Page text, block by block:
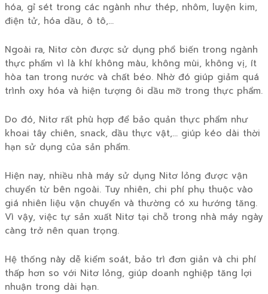
hóa, gỉ sét trong các ngành như thép, nhôm, luyện kim,
điện tử, hóa dầu, ô tô,…
Ngoài ra, Nitơ còn được sử dụng phổ biến trong ngành
thực phẩm vì là khí không màu, không mùi, không vị, ít
hòa tan trong nước và chất béo. Nhờ đó giúp giảm quá
trình oxy hóa và hiện tượng ôi dầu mỡ trong thực phẩm.
Do đó, Nitơ rất phù hợp để bảo quản thực phẩm như
khoai tây chiên, snack, dầu thực vật,… giúp kéo dài thời
hạn sử dụng của sản phẩm.
Hiện nay, nhiều nhà máy sử dụng Nitơ lỏng được vận
chuyển từ bên ngoài. Tuy nhiên, chi phí phụ thuộc vào
giá nhiên liệu vận chuyển và thường có xu hướng tăng.
Vì vậy, việc tự sản xuất Nitơ tại chỗ trong nhà máy ngày
càng trở nên quan trọng.
Hệ thống này dễ kiểm soát, bảo trì đơn giản và chi phí
thấp hơn so với Nitơ lỏng, giúp doanh nghiệp tăng lợi
nhuận trong dài hạn.